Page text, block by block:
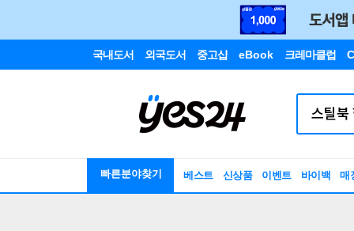
국내도서 외국도서 중고샵 eBook 크레마클럽
빠른분야찾기 베스트 신상품 이벤트 바이백 매